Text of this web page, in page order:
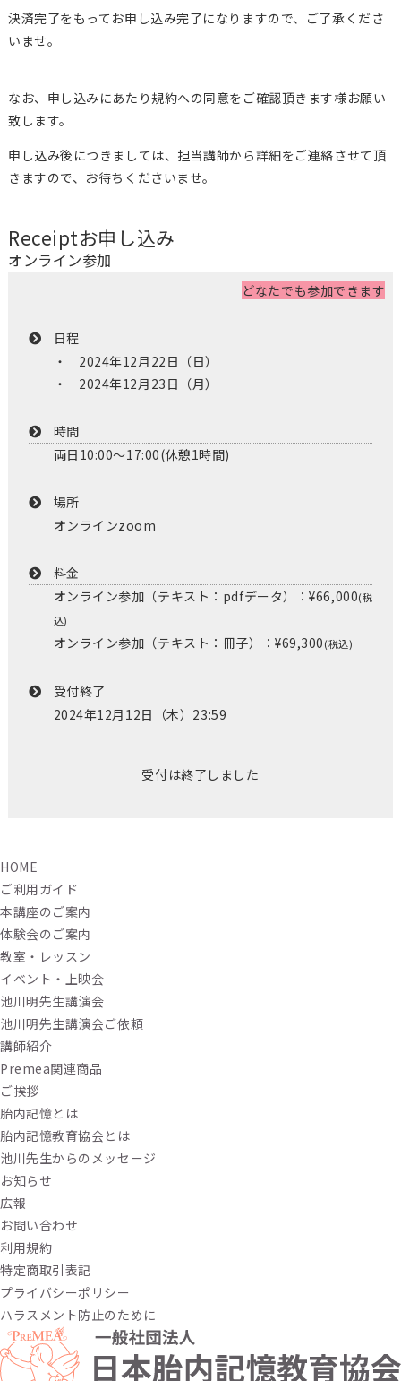
決済完了をもってお申し込み完了になりますので、ご了承くださ
いませ。
なお、申し込みにあたり規約への同意をご確認頂きます様お願い
致します。
申し込み後につきましては、担当講師から詳細をご連絡させて頂
きますので、お待ちくださいませ。
Receiptお申し込み
オンライン参加
どなたでも参加できます
日程
2024年12月22日（日）
2024年12月23日（月）
時間
両日10:00～17:00(休憩1時間)
場所
オンラインzoom
料金
オンライン参加（テキスト：pdfデータ）：¥66,000(税
込)
オンライン参加（テキスト：冊子）：¥69,300(税込)
受付終了
2024年12月12日（木）23:59
受付は終了しました
HOME
ご利用ガイド
本講座のご案内
体験会のご案内
教室・レッスン
イベント・上映会
池川明先生講演会
池川明先生講演会ご依頼
講師紹介
Premea関連商品
ご挨拶
胎内記憶とは
胎内記憶教育協会とは
池川先生からのメッセージ
お知らせ
広報
お問い合わせ
利用規約
特定商取引表記
プライバシーポリシー
ハラスメント防止のために